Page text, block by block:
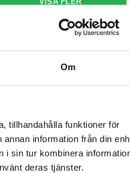
Om
tillhandahålla funktioner för
information från din
i sin tur kombinera
deras tjänster.
Skickas inom 1-3 arbetsdagar
a-lite LiteTrac T-
a-Lite